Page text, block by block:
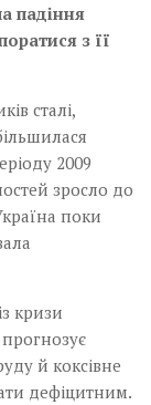
падіння
з її
сталі,
2009
зросло до
поки
кризи
й коксівне
дефіцитним.